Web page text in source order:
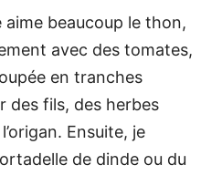
beaucoup le thon,
avec des tomates,
en tranches
des fils, des herbes
Ensuite, je
de dinde ou du